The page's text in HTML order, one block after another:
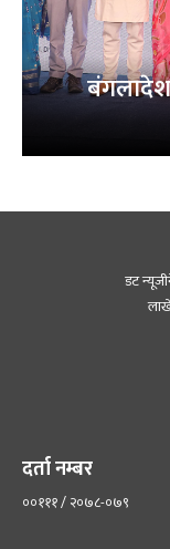
डट
दर्ता नम्बर
००१११ / २०७८-०७९